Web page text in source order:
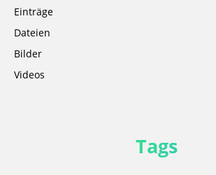
Einträge
Dateien
Bilder
Videos
Tags